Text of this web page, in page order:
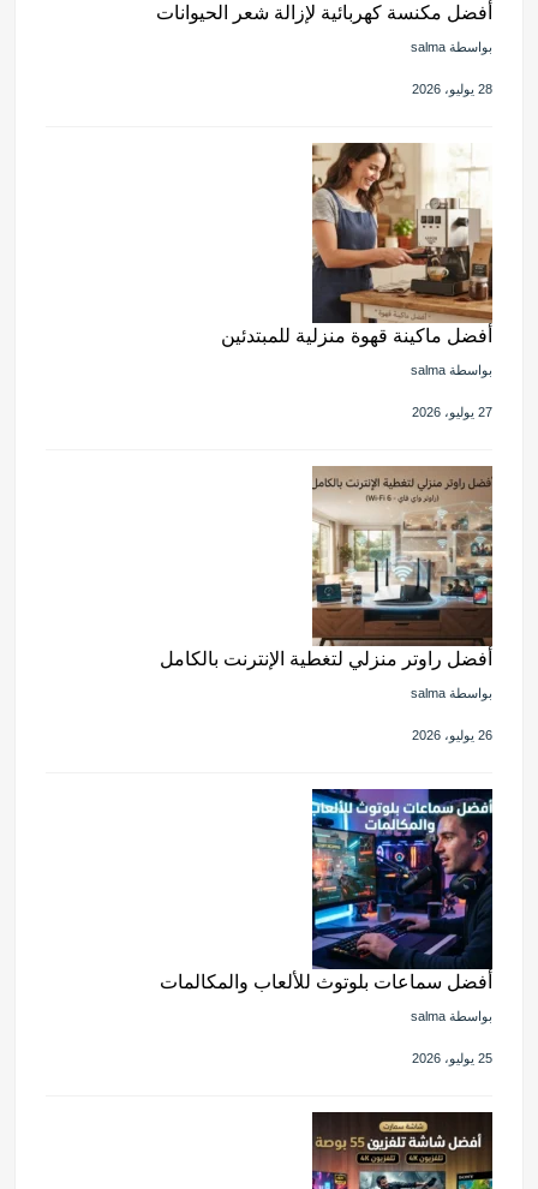
أفضل مكنسة كهربائية لإزالة شعر الحيوانات
بواسطة salma
28 يوليو، 2026
أفضل ماكينة قهوة منزلية للمبتدئين
بواسطة salma
27 يوليو، 2026
أفضل راوتر منزلي لتغطية الإنترنت بالكامل
بواسطة salma
26 يوليو، 2026
أفضل سماعات بلوتوث للألعاب والمكالمات
بواسطة salma
25 يوليو، 2026